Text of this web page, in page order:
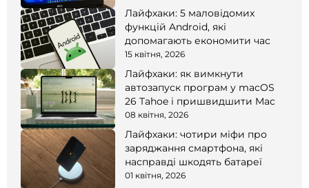
Лайфхаки: 5 маловідомих
функцій Android, які
допомагають економити час
15 квітня, 2026
Лайфхаки: як вимкнути
автозапуск програм у macOS
26 Tahoe і пришвидшити Mac
08 квітня, 2026
Лайфхаки: чотири міфи про
заряджання смартфона, які
насправді шкодять батареї
01 квітня, 2026